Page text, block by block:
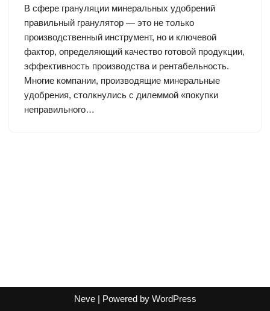
В сфере грануляции минеральных удобрений
правильный гранулятор — это не только
производственный инструмент, но и ключевой
фактор, определяющий качество готовой продукции,
эффективность производства и рентабельность.
Многие компании, производящие минеральные
удобрения, столкнулись с дилеммой «покупки
неправильного…
Neve| Powered by WordPress